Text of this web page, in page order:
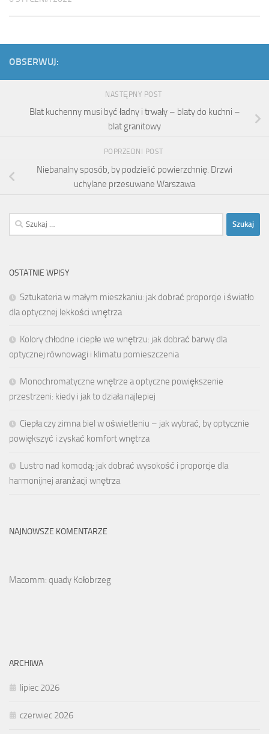
OBSERWUJ:
NASTĘPNY POST
Blat kuchenny musi być ładny i trwały – blaty do kuchni –
blat granitowy
POPRZEDNI POST
Niebanalny sposób, by podzielić powierzchnię. Drzwi
uchylane przesuwane Warszawa
Szukaj:
OSTATNIE WPISY
Sztukateria w małym mieszkaniu: jak dobrać proporcje i światło
dla optycznej lekkości wnętrza
Kolory chłodne i ciepłe we wnętrzu: jak dobrać barwy dla
optycznej równowagi i klimatu pomieszczenia
Monochromatyczne wnętrze a optyczne powiększenie
przestrzeni: kiedy i jak to działa najlepiej
Ciepła czy zimna biel w oświetleniu – jak wybrać, by optycznie
powiększyć i zyskać komfort wnętrza
Lustro nad komodą: jak dobrać wysokość i proporcje dla
harmonijnej aranżacji wnętrza
NAJNOWSZE KOMENTARZE
Macomm: quady Kołobrzeg
ARCHIWA
lipiec 2026
czerwiec 2026